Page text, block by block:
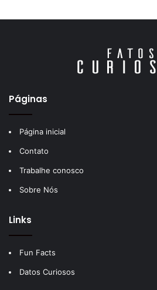
Páginas
Página inicial
Contato
Trabalhe conosco
Sobre Nós
Links
Fun Facts
Datos Curiosos